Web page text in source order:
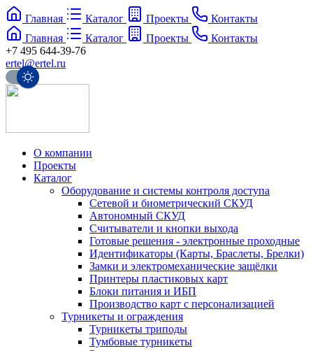
Главная Каталог Проекты
Контакты
Главная
Каталог Проекты
Контакты
+7 495 644-39-76
ertel@ertel.ru
О компании
Проекты
Каталог
Оборудование и системы контроля доступа
Сетевой и биометрический СКУД
Автономный СКУД
Считыватели и кнопки выхода
Готовые решения - электронные проходные
Идентификаторы (Карты, Браслеты, Брелки)
Замки и электромеханические защёлки
Принтеры пластиковых карт
Блоки питания и ИБП
Производство карт с персонализацией
Турникеты и ограждения
Турникеты триподы
Тумбовые турникеты